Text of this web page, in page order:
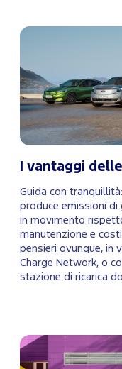
I vantaggi
Guida con
produce emissioni di
in movimento
manutenzione e
pensieri ovunque, in
Charge Network, o
stazione di ricarica